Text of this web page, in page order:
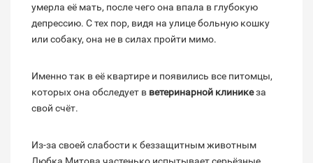
умерла её мать, после чего она впала в глубокую
депрессию. С тех пор, видя на улице больную кошку
или собаку, она не в силах пройти мимо.
Именно так в её квартире и появились все питомцы,
которых она обследует в ветеринарной клиникеза
свой счёт.
Из-за своей слабости к беззащитным животным